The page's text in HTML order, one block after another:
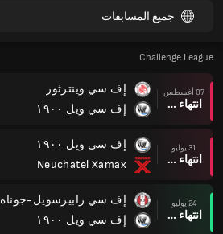
جميع المسابقات
Challenge League
07 أغسطس
انتهاء وقت المباراة
إف سي وينترثور
إف سي ويل ١٩٠٠
31 يوليو
انتهاء وقت المباراة
إف سي ويل ١٩٠٠
Neuchatel Xamax
24 يوليو
انتهاء وقت المباراة
إف سي رابيرسويل-جوناه
إف سي ويل ١٩٠٠